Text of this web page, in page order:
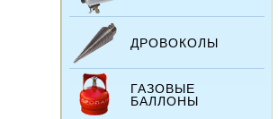
ДРОВОКОЛЫ
ГАЗОВЫЕ
БАЛЛОНЫ